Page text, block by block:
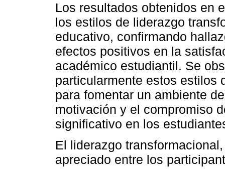
Los resultados obtenidos en
los estilos de liderazgo
educativo, confirmando
efectos positivos en la
académico estudiantil. Se
particularmente estos estilos
para fomentar un ambiente
motivación y el compromiso
significativo en los
El liderazgo
apreciado entre los